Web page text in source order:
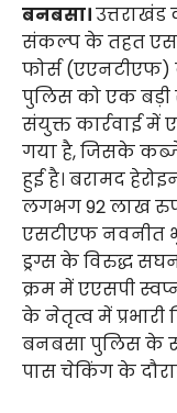
बनबसा।
संकल्प के तहत
फोर्स
पुलिस को एक बड़ी
संयुक्त कार्रवाई में
गया है, जिसके कब्जे
हुई है। बरामद
लगभग 92 लाख
एसटीएफ नवनीत
ड्रग्स के विरुद्ध
क्रम में एएसपी
के नेतृत्व में प्रभारी
बनबसा पुलिस के
पास चेकिंग के